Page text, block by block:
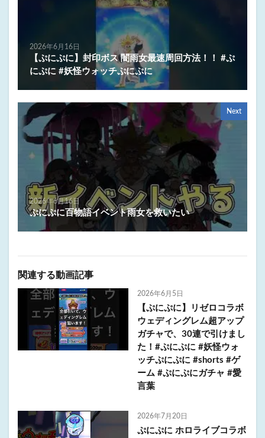
2026年6月16日
【ぷにぷに】封印ボス 闇雨女最速周回方法！！ #ぷ
にぷに #妖怪ウォッチぷにぷに
Next
2026年6月16日
ぷにぷに百物語イベント雨女を救いたい
関連する動画記事
2026年6月5日
【ぷにぷに】リゼロコラボ
ウェディングレム超アップ
ガチャで、30連で引けまし
た！#ぷにぷに #妖怪ウォ
ッチぷにぷに #shorts #ゲ
ーム #ぷにぷにガチャ #愛
言葉
2026年7月20日
ぷにぷに ホロライブコラボ